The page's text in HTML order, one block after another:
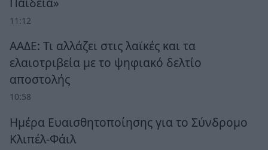
11:12
ΑΑΔΕ: Τι αλλάζει στις λαϊκές και τα
ελαιοτριβεία με το ψηφιακό δελτίο
αποστολής
10:58
Ημέρα Ευαισθητοποίησης για το Σύνδρομο
Κλιπέλ-Φάιλ